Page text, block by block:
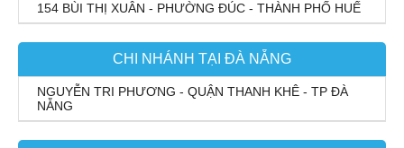
154 BÙI THỊ XUÂN - PHƯỜNG ĐÚC - THÀNH PHỐ HUẾ
CHI NHÁNH TẠI ĐÀ NẴNG
NGUYỄN TRI PHƯƠNG - QUẬN THANH KHÊ - TP ĐÀ
NẴNG